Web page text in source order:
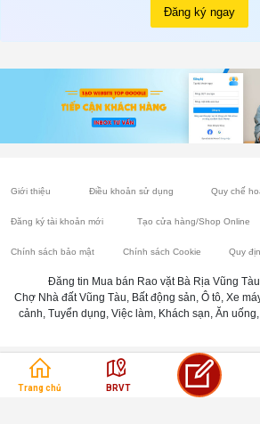
Đăng ký ngay
Trang chủ BRVT
Giới thiệu Điều khoản sử dụng Quy chế
Đăng ký tài khoản mới Tạo cửa hàng/Shop Online
Chính sách bảo mật Chính sách Cookie Quy
Đăng tin Mua bán Rao vặt Bà Rịa Vũng
Chợ Nhà đất Vũng Tàu, Bất động sản, Ô tô, Xe
cảnh, Tuyển dụng, Việc làm, Khách sạn, Ăn